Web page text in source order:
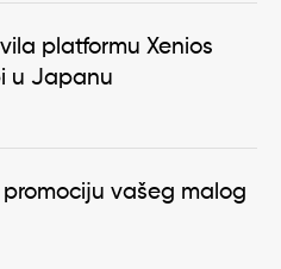
platformu Xenios
u Japanu
vašeg malog